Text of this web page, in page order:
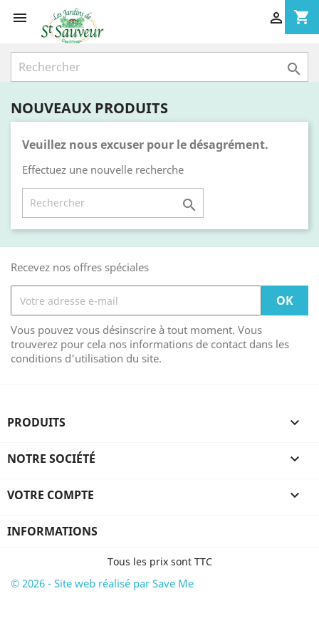
 shopping_cart


NOUVEAUX PRODUITS
Veuillez nous excuser pour le désagrément.
Effectuez une nouvelle recherche

Recevez nos offres spéciales
Vous pouvez vous désinscrire à tout moment. Vous
trouverez pour cela nos informations de contact dans les
conditions d'utilisation du site.
PRODUITS 
NOTRE SOCIÉTÉ 
VOTRE COMPTE 
INFORMATIONS
Tous les prix sont TTC
© 2026 - Site web réalisé par Save Me